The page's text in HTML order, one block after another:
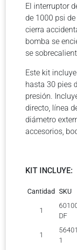
El interruptor
de 1000 psi
cierra
bomba se
se
Este kit
hasta 30 pies
presión.
directo, línea
diámetro
accesorios,
KIT INCLUYE:
Cantidad SKU
1
DF
1
1